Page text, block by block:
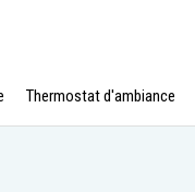
Thermostat d'ambiance